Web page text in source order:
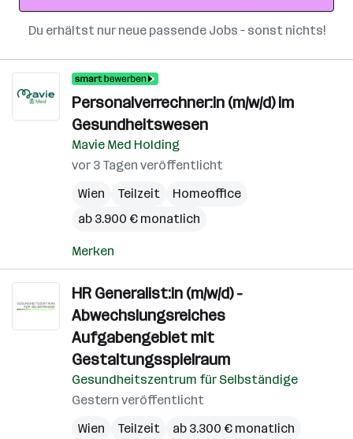
Du erhältst nur neue passende Jobs – sonst nichts!
Personalverrechner:in (m/w/d) im
Gesundheitswesen
Mavie Med Holding
vor 3 Tagen veröffentlicht
Wien
Teilzeit
Homeoffice
ab 3.900 € monatlich
Merken
HR Generalist:in (m/w/d) -
Abwechslungsreiches
Aufgabengebiet mit
Gestaltungsspielraum
Gesundheitszentrum für Selbständige
Gestern veröffentlicht
Wien
Teilzeit ab 3.300 € monatlich